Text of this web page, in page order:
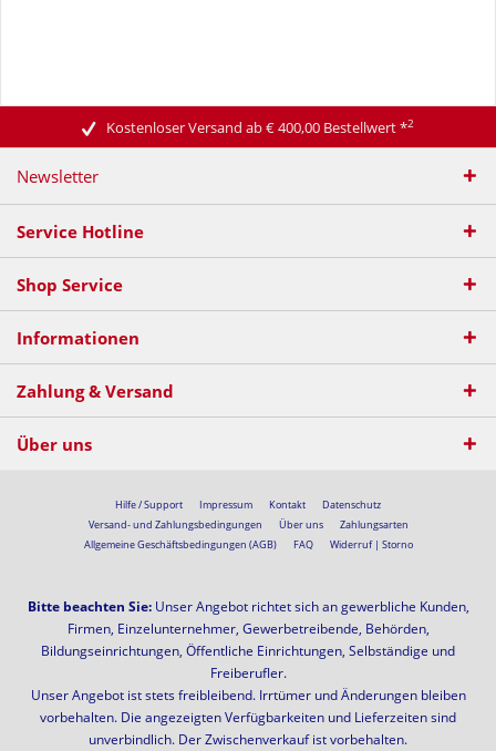
Kostenloser Versand ab € 400,00 Bestellwert*2
Newsletter
Service Hotline
Shop Service
Informationen
Zahlung & Versand
Über uns
Hilfe / Support Impressum Kontakt
Datenschutz
Versand- und Zahlungsbedingungen
Über uns
Zahlungsarten
Allgemeine Geschäftsbedingungen (AGB)
FAQ Widerruf | Storno
Bitte beachten Sie:Unser Angebot richtet sich an gewerbliche Kunden,
Firmen, Einzelunternehmer, Gewerbetreibende, Behörden,
Bildungseinrichtungen, Öffentliche Einrichtungen, Selbständige und
Freiberufler.
Unser Angebot ist stets freibleibend. Irrtümer und Änderungen bleiben
vorbehalten. Die angezeigten Verfügbarkeiten und Lieferzeiten sind
unverbindlich. Der Zwischenverkauf ist vorbehalten.